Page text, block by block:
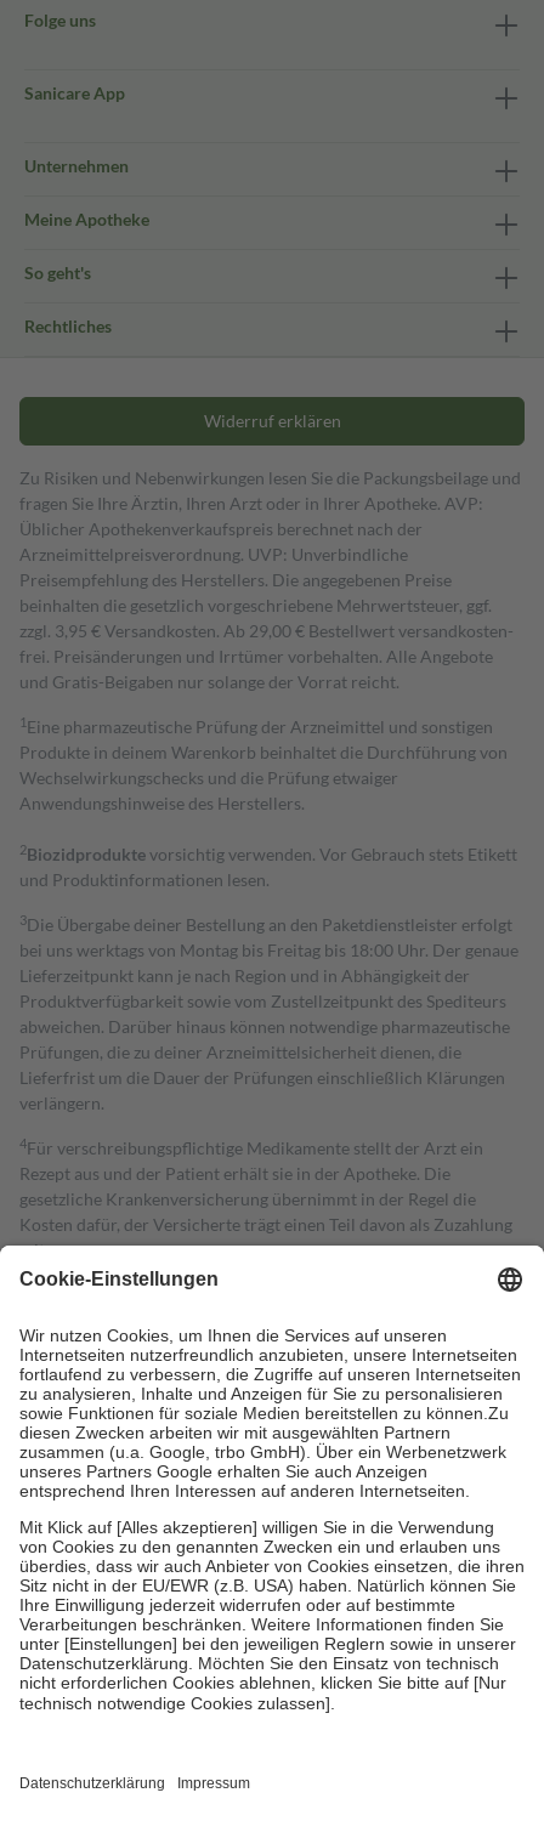
Folge uns
Sanicare App
Unternehmen
Meine Apotheke
So geht's
Rechtliches
Widerruf erklären
Zu Risiken und Nebenwirkungen lesen Sie die Packungsbeilage und
fragen Sie Ihre Ärztin, Ihren Arzt oder in Ihrer Apotheke. AVP:
Üblicher Apothekenverkaufspreis berechnet nach der
Arzneimittelpreisverordnung. UVP: Unverbindliche
Preisempfehlung des Herstellers. Die angegebenen Preise
beinhalten die gesetzlich vorgeschriebene Mehrwertsteuer, ggf.
zzgl. 3,95 € Versandkosten. Ab 29,00 € Bestell­wert versand­kosten­
frei. Preisänderungen und Irrtümer vorbehalten. Alle Angebote
und Gratis-Beigaben nur solange der Vorrat reicht.
1 Eine pharmazeutische Prüfung der Arzneimittel und sonstigen
Produkte in deinem Warenkorb beinhaltet die Durchführung von
Wechselwirkungschecks und die Prüfung etwaiger
Anwendungshinweise des Herstellers.
2Biozidproduktevorsichtig verwenden. Vor Gebrauch stets Etikett
und Produktinformationen lesen.
3Die Übergabe deiner Bestellung an den Paketdienstleister erfolgt
bei uns werktags von Montag bis Freitag bis 18:00 Uhr. Der genaue
Lieferzeitpunkt kann je nach Region und in Abhängigkeit der
Produktverfügbarkeit sowie vom Zustellzeitpunkt des Spediteurs
abweichen. Darüber hinaus können notwendige pharmazeutische
Prüfungen, die zu deiner Arzneimittelsicherheit dienen, die
Lieferfrist um die Dauer der Prüfungen einschließlich Klärungen
verlängern.
4Für verschreibungspflichtige Medikamente stellt der Arzt ein
Rezept aus und der Patient erhält sie in der Apotheke. Die
gesetzliche Krankenversicherung übernimmt in der Regel die
Kosten dafür, der Versicherte trägt einen Teil davon als Zuzahlung
mit.
Grundsätzlich leisten Mitglieder Zuzahlungen in Höhe von zehn
höchstens zehn Euro.
Es sind jedoch nie mehr als die tatsächlichen
Kosten der Leistung zu entrichten.
Diese Regeln gelten grundsätzlich auch für Online-Apotheken.
Bei Heilmitteln und häuslicher Krankenpflege beträgt die
Zuzahlung zehn Prozent der Kosten sowie zehn Euro je
Verordnung.
Um das Engagement der Versicherten für ihre eigene Gesundheit zu
stärken und die besondere Stellung der Familie zu unterstützen,
fallenkeine Zuzahlungenan bei:
• Kindern und Jugendlichen bis zum vollendeten 18. Lebensjahr
mit Ausnahme der Fahrkosten
• Untersuchungen zur Vorsorge und Früherkennung, die von der
GKV getragen werden
• empfohlenen Schutzimpfungen
• Harn- und Blutteststreifen
getroffen, um sicherzustellen, dass es sich um echte Bewertungen